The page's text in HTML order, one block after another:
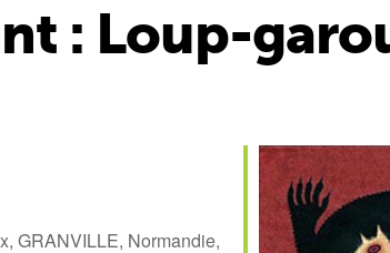
: Loup-
GRANVILLE, Normandie,